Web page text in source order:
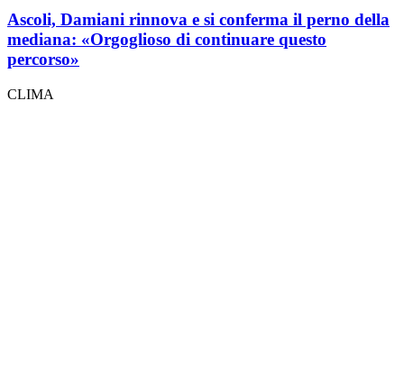
Ascoli, Damiani rinnova e si conferma il perno della
mediana: «Orgoglioso di continuare questo
percorso»
CLIMA